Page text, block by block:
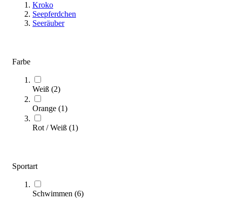
Kroko
Seepferdchen
Seeräuber
Farbe
Weiß (2)
Orange (1)
Rot / Weiß (1)
Sportart
Schwimmen (6)
Urkunde Kroko
0,90 €
Zum Produkt
Sofort lieferbar